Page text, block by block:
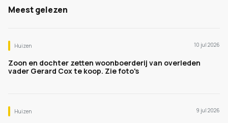
Meest gelezen
Huizen 10 jul 2026
Zoon en dochter zetten woonboerderij van overleden
vader Gerard Cox te koop. Zie foto's
Huizen 9 jul 2026